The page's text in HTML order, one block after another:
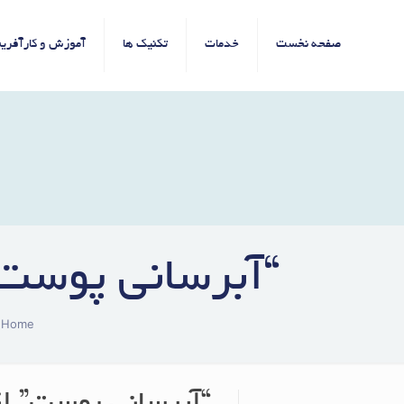
صفحه نخست خدمات تکنیک ها آموزش و
“آبرسانی
Home